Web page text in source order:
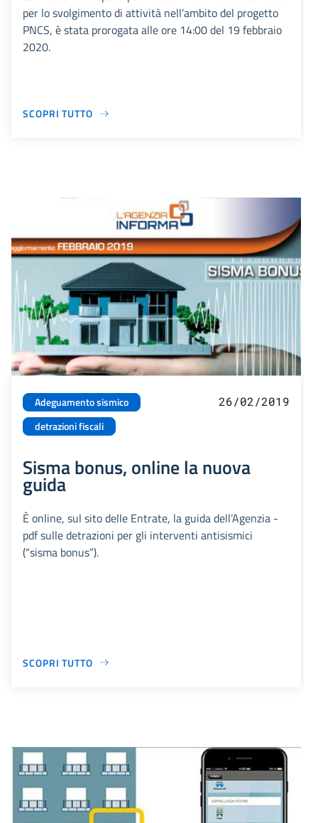
per lo svolgimento di attività nell’ambito del progetto
PNCS, è stata prorogata alle ore 14:00 del 19 febbraio
2020.
SCOPRI TUTTO
Adeguamento sismico
detrazioni fiscali
26/02/2019
Sisma bonus, online la nuova
guida
È online, sul sito delle Entrate, la guida dell’Agenzia -
pdf sulle detrazioni per gli interventi antisismici
(“sisma bonus”).
SCOPRI TUTTO